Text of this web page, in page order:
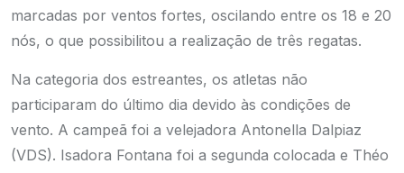
marcadas por ventos fortes, oscilando entre os 18 e 20
nós, o que possibilitou a realização de três regatas.
Na categoria dos estreantes, os atletas não
participaram do último dia devido às condições de
vento. A campeã foi a velejadora Antonella Dalpiaz
(VDS). Isadora Fontana foi a segunda colocada e Théo